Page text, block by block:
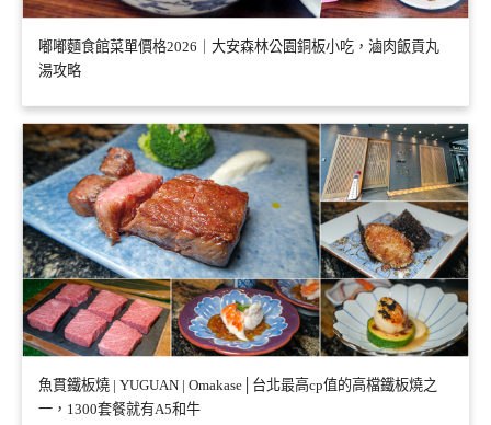
嘟嘟麵食館菜單價格2026｜大安森林公園銅板小吃，滷肉飯貢丸
湯攻略
魚貫鐵板燒 | YUGUAN | Omakase│台北最高cp值的高檔鐵板燒之
一，1300套餐就有A5和牛